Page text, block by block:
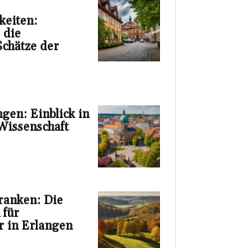
die
der
Einblick in
Die
für
in Erlangen